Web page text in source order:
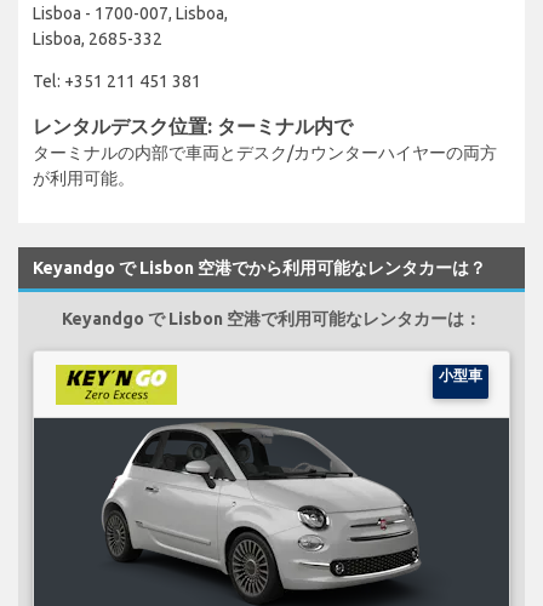
Lisboa - 1700-007, Lisboa,
Lisboa, 2685-332
Tel: +351 211 451 381
レンタルデスク位置: ターミナル内で
ターミナルの内部で車両とデスク/カウンターハイヤーの両方
が利用可能。
Keyandgo で Lisbon 空港でから利用可能なレンタカーは？
Keyandgo で Lisbon 空港で利用可能なレンタカーは：
小型車